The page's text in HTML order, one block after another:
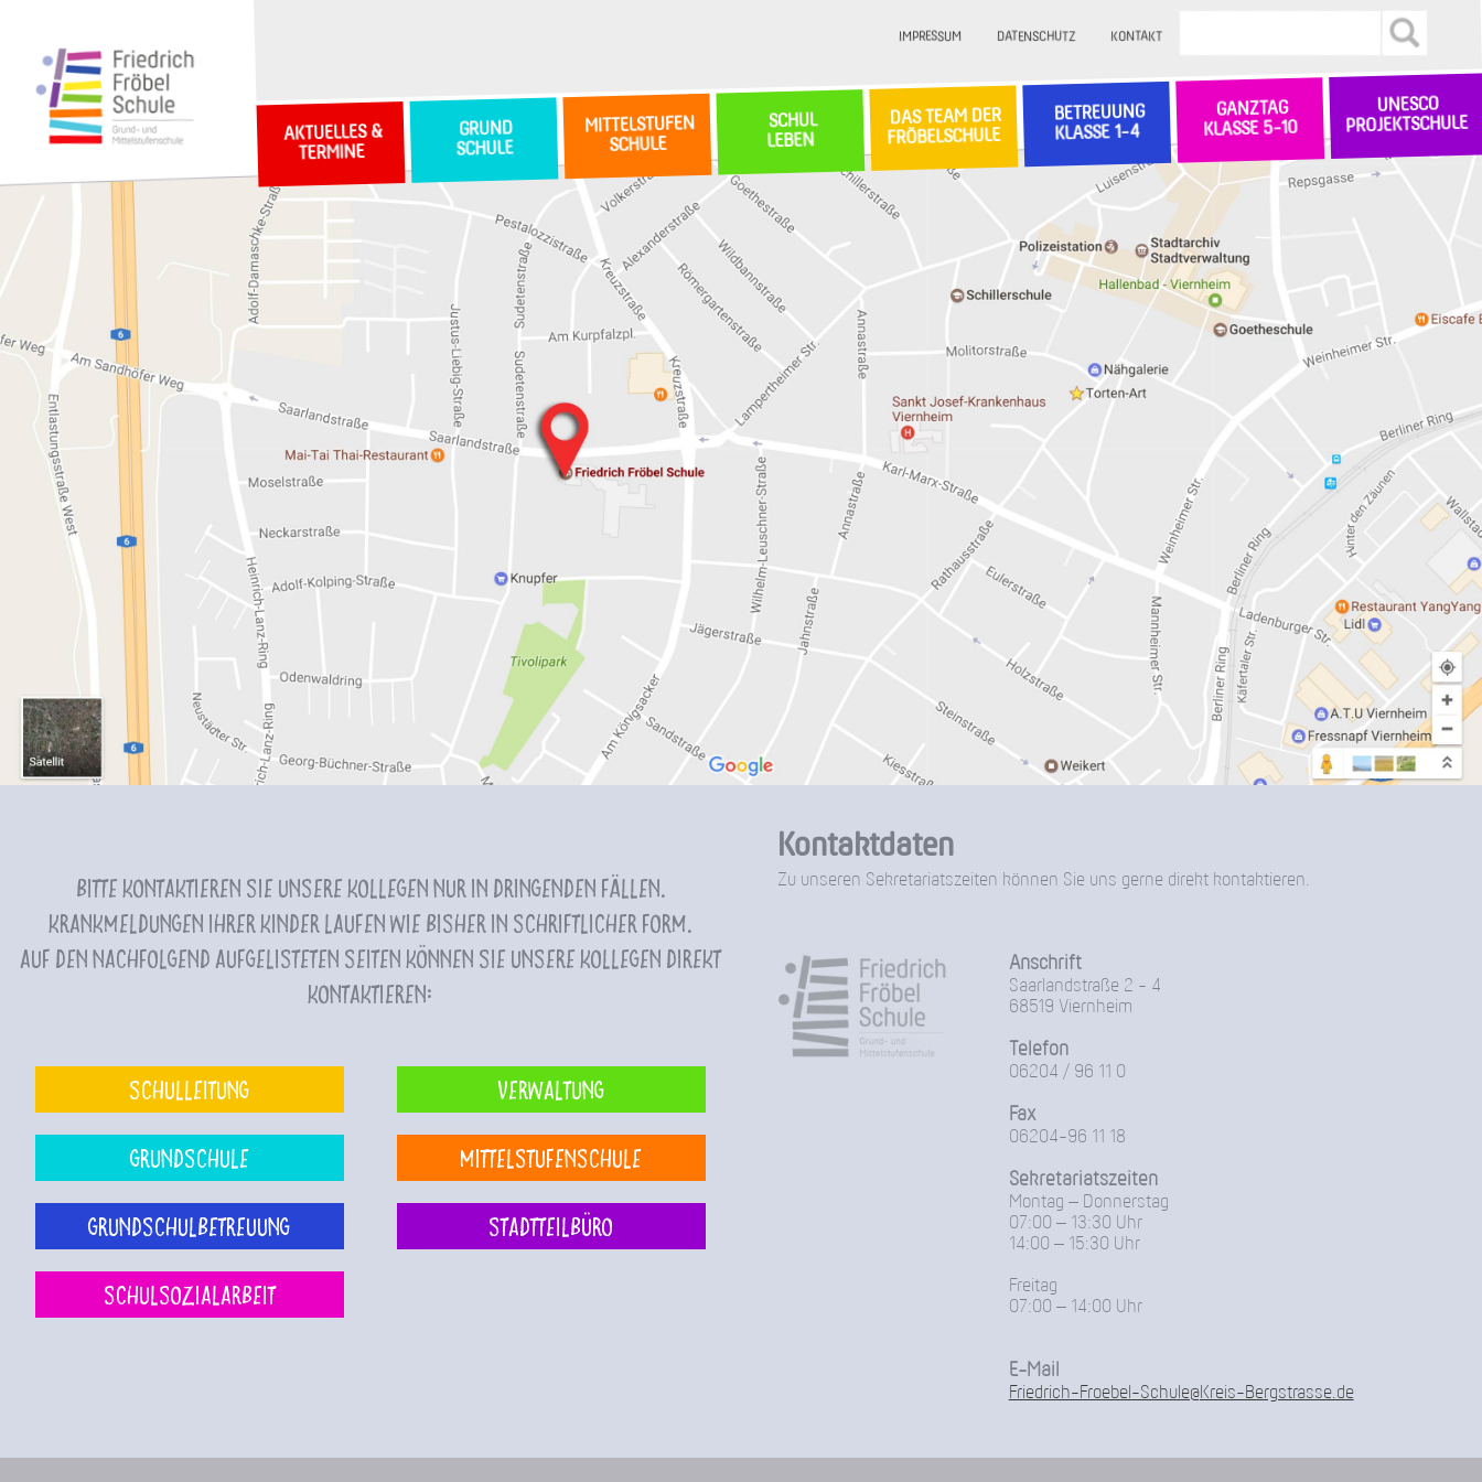
IMPRESSUM DATENSCHUTZ KONTAKT
AKTUELLES &
TERMINE
GRUND
SCHULE
MITTELSTUFEN
SCHULE
SCHUL
LEBEN
DAS TEAM DER
FRÖBELSCHULE
BETREUUNG
KLASSE 1-4
GANZTAG
KLASSE 5-10
UNESCO
PROJEKTSCHULE
Bitte kontaktieren Sie unsere Kollegen nur in dringenden Fällen.
Krankmeldungen Ihrer Kinder laufen wie bisher in schriftlicher Form.
Auf den nachfolgend aufgelisteten Seiten können Sie unsere Kollegen direkt
kontaktieren:
Schulleitung Verwaltung
Grundschule Mittelstufenschule
Grundschulbetreuung Stadtteilbüro
Schulsozialarbeit
Kontaktdaten
Zu unseren Sekretariatszeiten können Sie uns gerne direkt kontaktieren.
Anschrift
Saarlandstraße 2 - 4
68519 Viernheim
Telefon
06204 / 96 11 0
Fax
06204-96 11 18
Sekretariatszeiten
Montag – Donnerstag
07:00 – 13:30 Uhr
14:00 – 15:30 Uhr
Freitag
07:00 – 14:00 Uhr
E-Mail
Friedrich-Froebel-Schule@Kreis-Bergstrasse.de